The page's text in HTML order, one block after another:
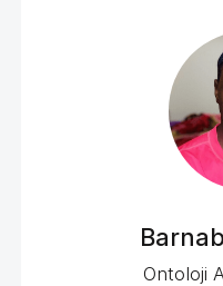
Ontoloji